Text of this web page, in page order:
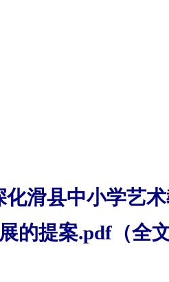
化滑县中小学艺
的提案.pdf（全